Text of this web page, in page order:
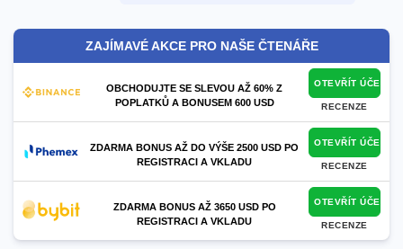
ZAJÍMAVÉ AKCE PRO NAŠE ČTENÁŘE
OBCHODUJTE SE SLEVOU AŽ 60% Z
POPLATKŮ A BONUSEM 600 USD
OTEVŘÍT ÚČET
RECENZE
ZDARMA BONUS AŽ DO VÝŠE 2500 USD PO
REGISTRACI A VKLADU
OTEVŘÍT ÚČET
RECENZE
ZDARMA BONUS AŽ 3650 USD PO
REGISTRACI A VKLADU
OTEVŘÍT ÚČET
RECENZE